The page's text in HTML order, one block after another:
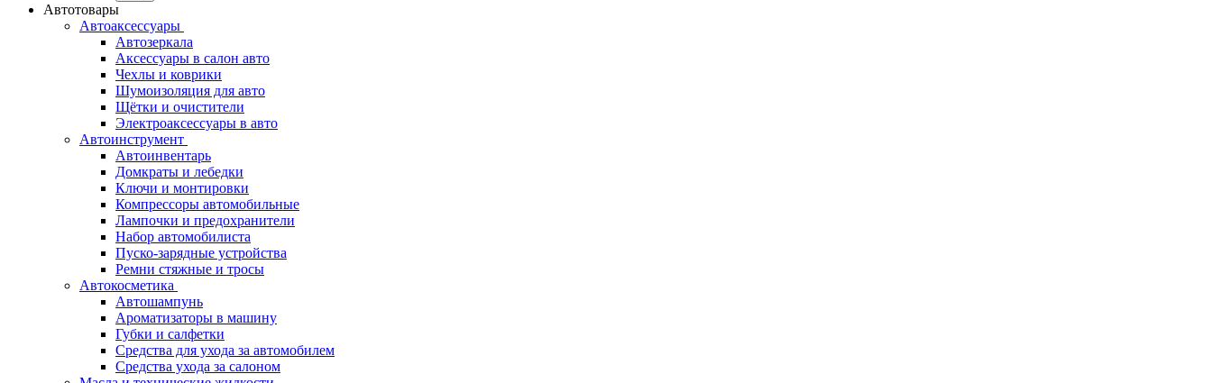
Автотовары
Автоаксессуары
Автозеркала
Аксессуары в салон авто
Чехлы и коврики
Шумоизоляция для авто
Щётки и очистители
Электроаксессуары в авто
Автоинструмент
Автоинвентарь
Домкраты и лебедки
Ключи и монтировки
Компрессоры автомобильные
Лампочки и предохранители
Набор автомобилиста
Пуско-зарядные устройства
Ремни стяжные и тросы
Автокосметика
Автошампунь
Ароматизаторы в машину
Губки и салфетки
Средства для ухода за автомобилем
Средства ухода за салоном